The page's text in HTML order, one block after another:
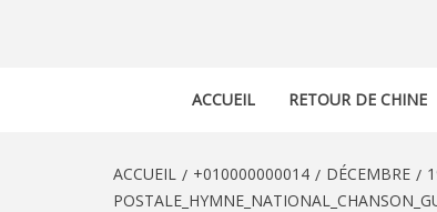
ACCUEIL RETOUR DE CHINE
ACCUEIL +010000000014 DÉCEMBRE